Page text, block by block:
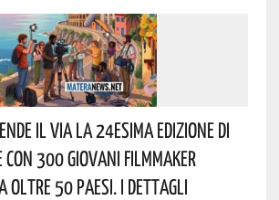
Il Via La 24esima Edizione Di
Con 300 Giovani Filmmaker
Oltre 50 Paesi. I Dettagli